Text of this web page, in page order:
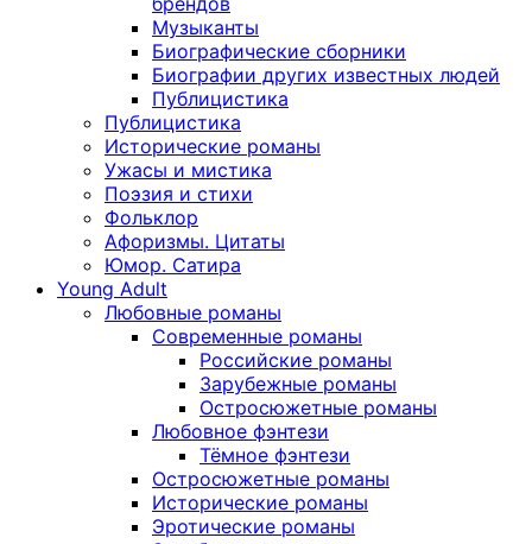
Музыканты
Биографические сборники
Биографии других известных людей
Публицистика
Публицистика
Исторические романы
Ужасы и мистика
Поэзия и стихи
Фольклор
Афоризмы. Цитаты
Юмор. Сатира
Young Adult
Любовные романы
Современные романы
Российские романы
Зарубежные романы
Остросюжетные романы
Любовное фэнтези
Тёмное фэнтези
Остросюжетные романы
Исторические романы
Эротические романы